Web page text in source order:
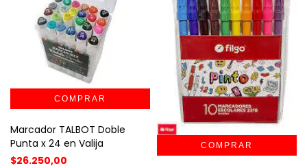
Marcador TALBOT Doble
Punta x 24 en Valija
$26.250,00